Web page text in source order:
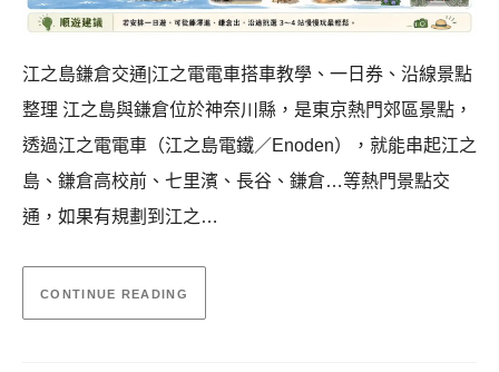
江之島鎌倉交通|江之電電車搭車教學、一日券、沿線景點
整理 江之島與鎌倉位於神奈川縣，是東京熱門郊區景點，
透過江之電電車（江之島電鐵／Enoden），就能串起江之
島、鎌倉高校前、七里濱、長谷、鎌倉…等熱門景點交
通，如果有規劃到江之…
CONTINUE READING